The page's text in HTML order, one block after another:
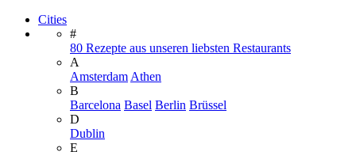
Cities
#
80 Rezepte aus unseren liebsten Restaurants
A
Amsterdam Athen
B
Barcelona Basel Berlin Brüssel
D
Dublin
E